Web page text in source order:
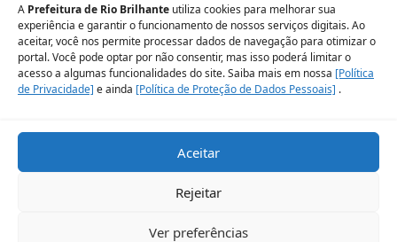
A Prefeitura de Rio Brilhante utiliza cookies para melhorar sua
experiência e garantir o funcionamento de nossos serviços digitais. Ao
aceitar, você nos permite processar dados de navegação para otimizar o
portal. Você pode optar por não consentir, mas isso poderá limitar o
acesso a algumas funcionalidades do site. Saiba mais em nossa [Política
de Privacidade] e ainda [Política de Proteção de Dados Pessoais] .
Aceitar
Rejeitar
Ver preferências
NOSSAS REDES!
Siga para novidades
Sobre a LGPD
Perguntas frequentes
Avalie nosso site